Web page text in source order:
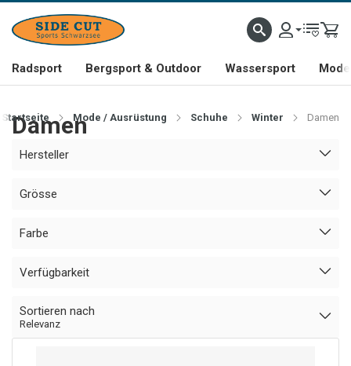
Radsport Bergsport & Outdoor Wassersport
Startseite Mode / Ausrüstung Schuhe Winter Damen
Damen
Hersteller
Grösse
Farbe
Verfügbarkeit
Sortieren nach
Relevanz